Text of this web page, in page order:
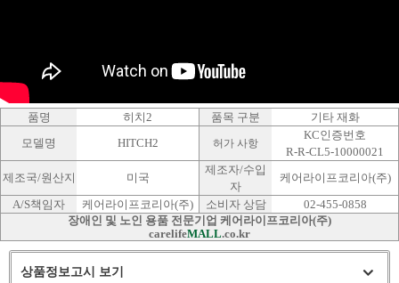
품명 히치2 품목 구분
기타 재화
모델명
HITCH2 허가 사항
KC인증번호
R-R-CL5-10000021
제조국/원산지
미국
제조자/수입
자
케어라이프코리아(주)
A/S책임자
케어라이프코리아(주) 소비자 상담
02-455-0858
장애인 및 노인 용품 전문기업 케어라이프코리아(주)
carelifeMALL.co.kr
상품정보고시 보기